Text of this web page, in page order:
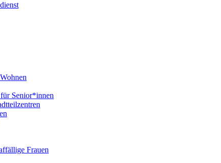
Senior*innen
Frauen